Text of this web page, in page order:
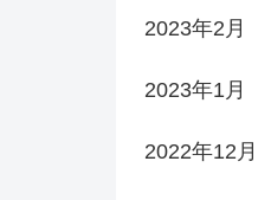
2023年2月
2023年1月
2022年12月